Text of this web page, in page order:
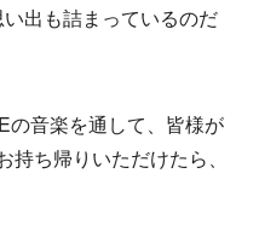
出も詰まっているのだ
の音楽を通して、皆様が
ち帰りいただけたら、